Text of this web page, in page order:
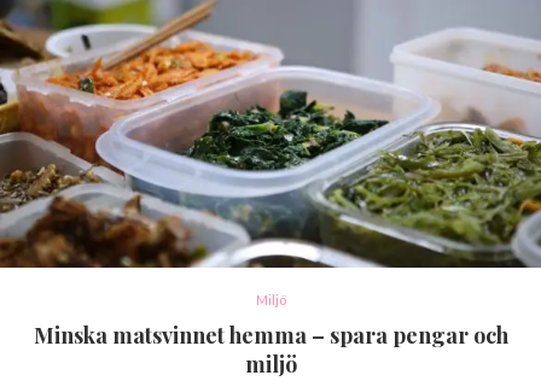
Miljö
Minska matsvinnet hemma – spara pengar och
miljö